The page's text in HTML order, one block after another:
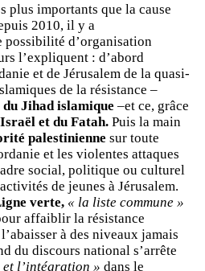
plus importants que la cause
2010, il y a
possibilité d’organisation
l’expliquent : d’abord
et de Jérusalem de la quasi-
de la résistance –
Jihad islamique –et ce, grâce
et du Fatah. Puis la main
palestinienne sur toute
et les violentes attaques
social, politique ou culturel
de jeunes à Jérusalem.
verte, « la liste commune »
affaiblir la résistance
à des niveaux jamais
du discours national s’arrête
et l’intégration » dans le